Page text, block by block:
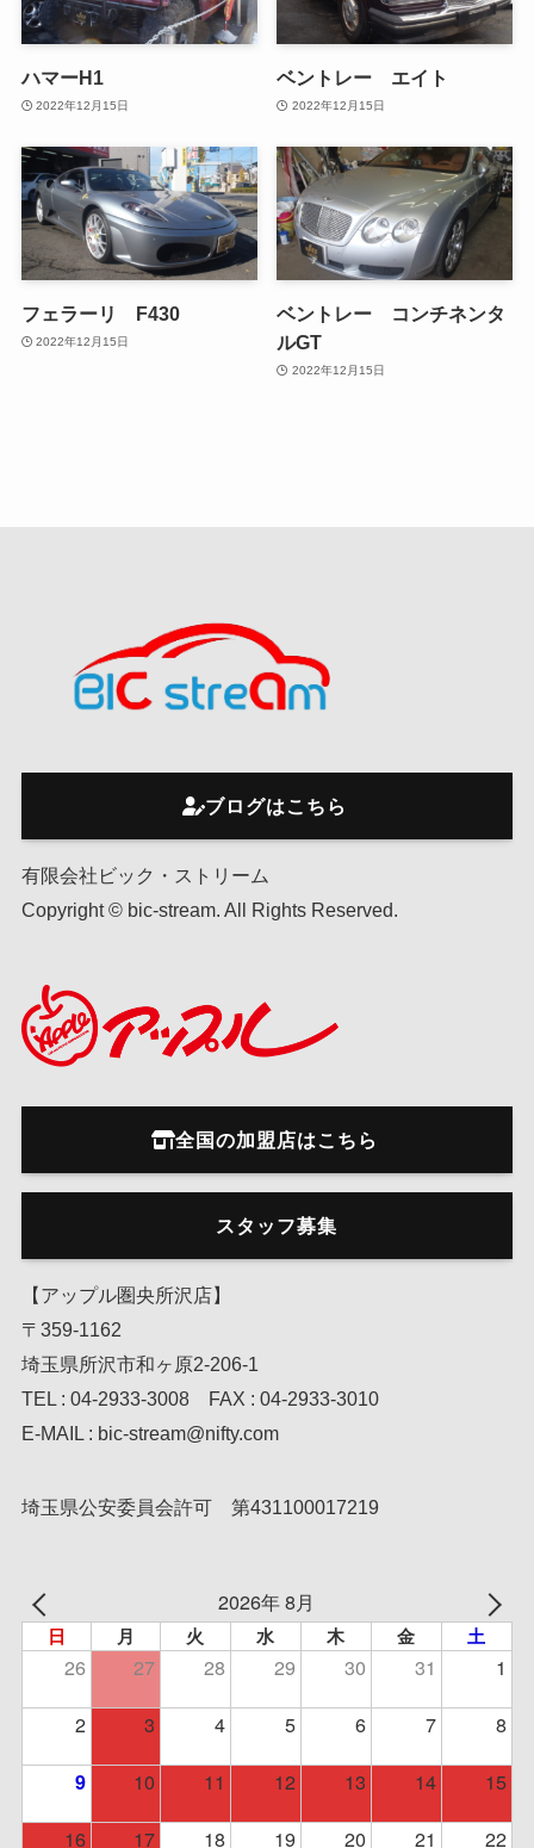
ハマーH1
2022年12月15日
ベントレー エイト
2022年12月15日
フェラーリ F430
2022年12月15日
ベントレー コンチネンタ
ルGT
2022年12月15日
ブログはこちら
有限会社ビック・ストリーム
Copyright © bic-stream. All Rights Reserved.
全国の加盟店はこちら
スタッフ募集
【アップル圏央所沢店】
〒359-1162
埼玉県所沢市和ヶ原2-206-1
TEL : 04-2933-3008 FAX : 04-2933-3010
E-MAIL : bic-stream@nifty.com
埼玉県公安委員会許可 第431100017219
2026年 8月
日 月 火 水 木 金 土
26 27 28 29 30 31
1
2
3 4 5 6 7 8
9 10 11 12 13 14
15
16
17 18 19 20 21 22